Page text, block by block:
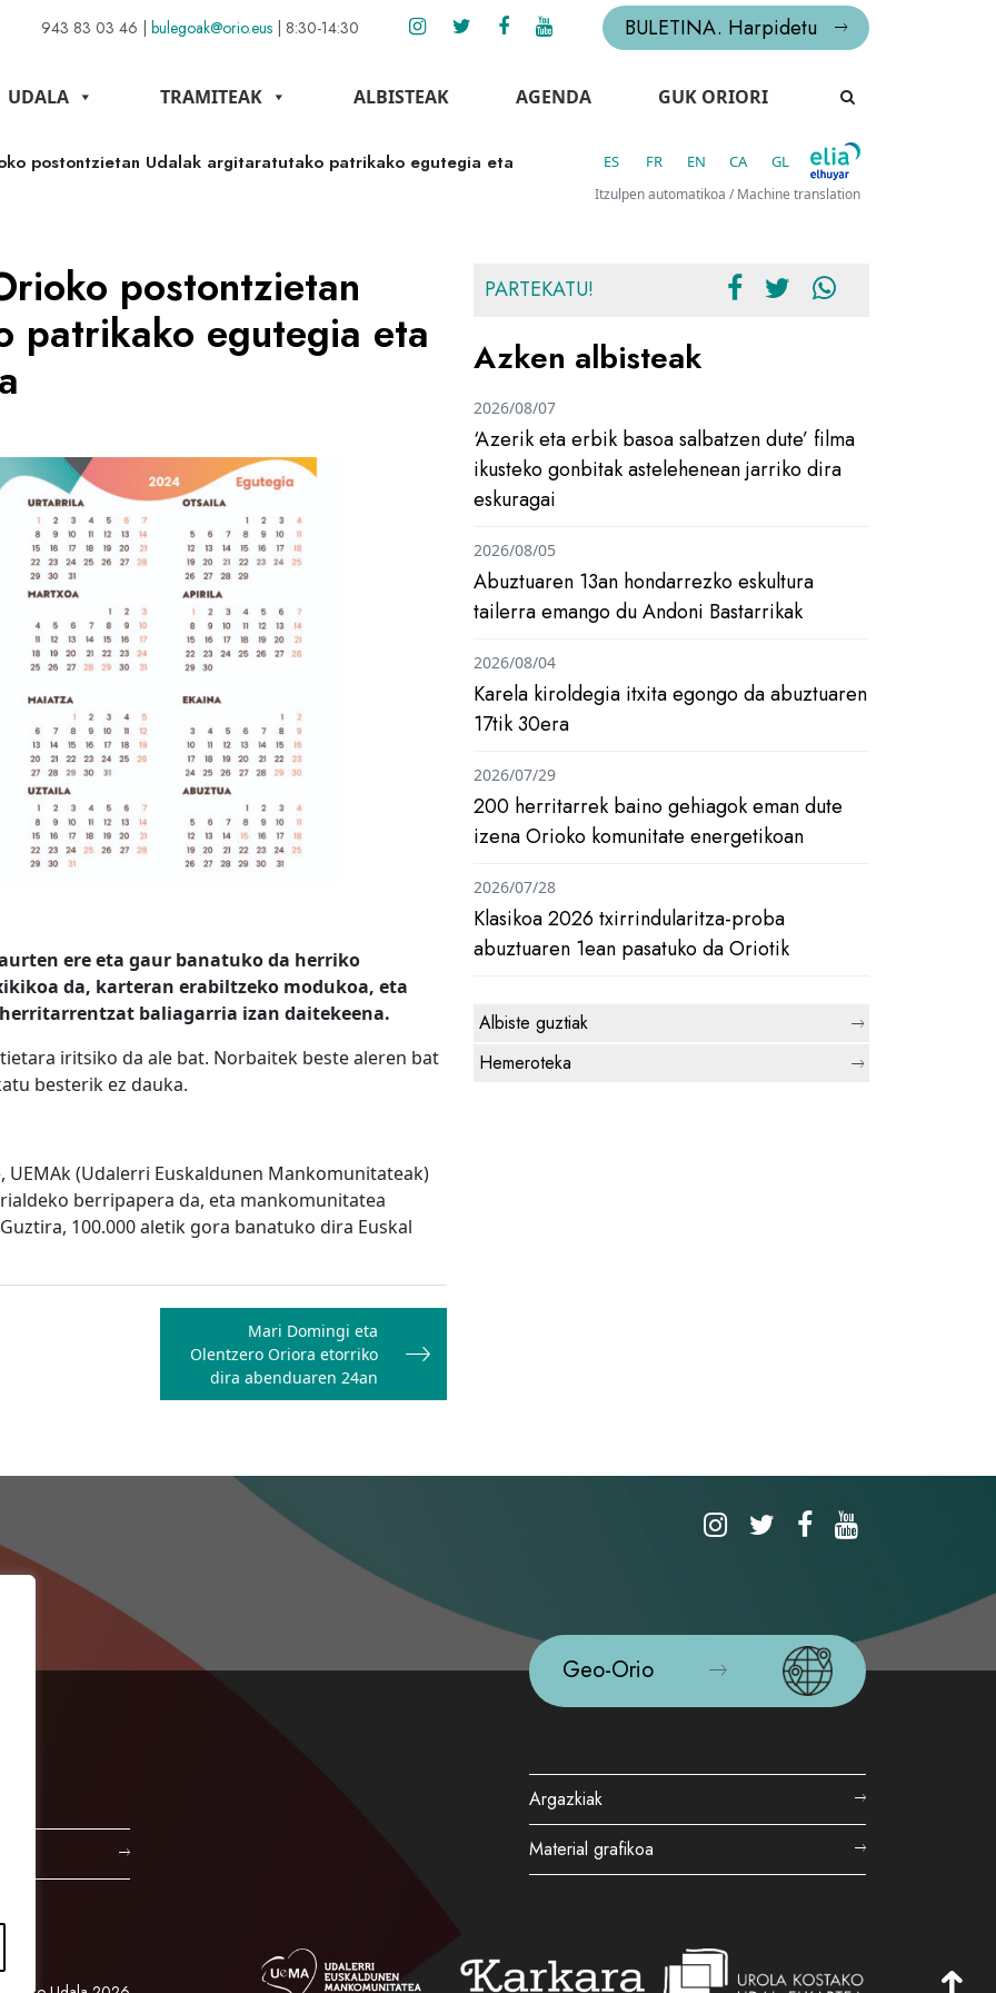
943 83 03 46 | bulegoak@orio.eus | 8:30-14:30 BULETINA. Harpidetu
UDALA TRAMITEAK ALBISTEAK AGENDA GUK ORIORI
postontzietan Udalak argitaratutako patrikako egutegia eta
ES FR EN CA GL
Itzulpen automatikoa / Machine translation
postontzietan
patrikako egutegia eta
ere eta gaur banatuko da herriko
da, karteran erabiltzeko modukoa, eta
baliagarria izan daitekeena.
iritsiko da ale bat. Norbaitek beste aleren bat
besterik ez dauka.
(Udalerri Euskaldunen Mankomunitateak)
berripapera da, eta mankomunitatea
100.000 aletik gora banatuko dira Euskal
Mari Domingi eta
Olentzero Oriora etorriko
dira abenduaren 24an
PARTEKATU!
Azken albisteak
‘Azerik eta erbik basoa salbatzen dute’ filma
ikusteko gonbitak astelehenean jarriko dira
eskuragai
2026/08/07
Abuztuaren 13an hondarrezko eskultura
tailerra emango du Andoni Bastarrikak
2026/08/05
Karela kiroldegia itxita egongo da abuztuaren
17tik 30era
2026/08/04
200 herritarrek baino gehiagok eman dute
izena Orioko komunitate energetikoan
2026/07/29
Klasikoa 2026 txirrindularitza-proba
abuztuaren 1ean pasatuko da Oriotik
2026/07/28
Albiste guztiak
Hemeroteka
Geo-Orio
Argazkiak
Material grafikoa